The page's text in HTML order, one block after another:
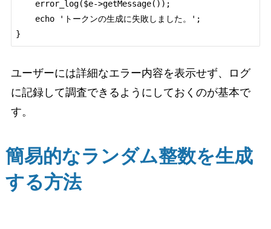
ユーザーには詳細なエラー内容を表示せず、ログ
に記録して調査できるようにしておくのが基本で
す。
簡易的なランダム整数を生成
する方法